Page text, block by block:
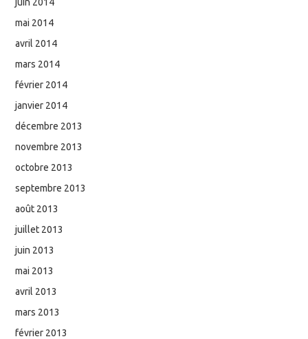
mai 2014
avril 2014
mars 2014
février 2014
janvier 2014
décembre 2013
novembre 2013
octobre 2013
septembre 2013
août 2013
juillet 2013
juin 2013
mai 2013
avril 2013
mars 2013
février 2013